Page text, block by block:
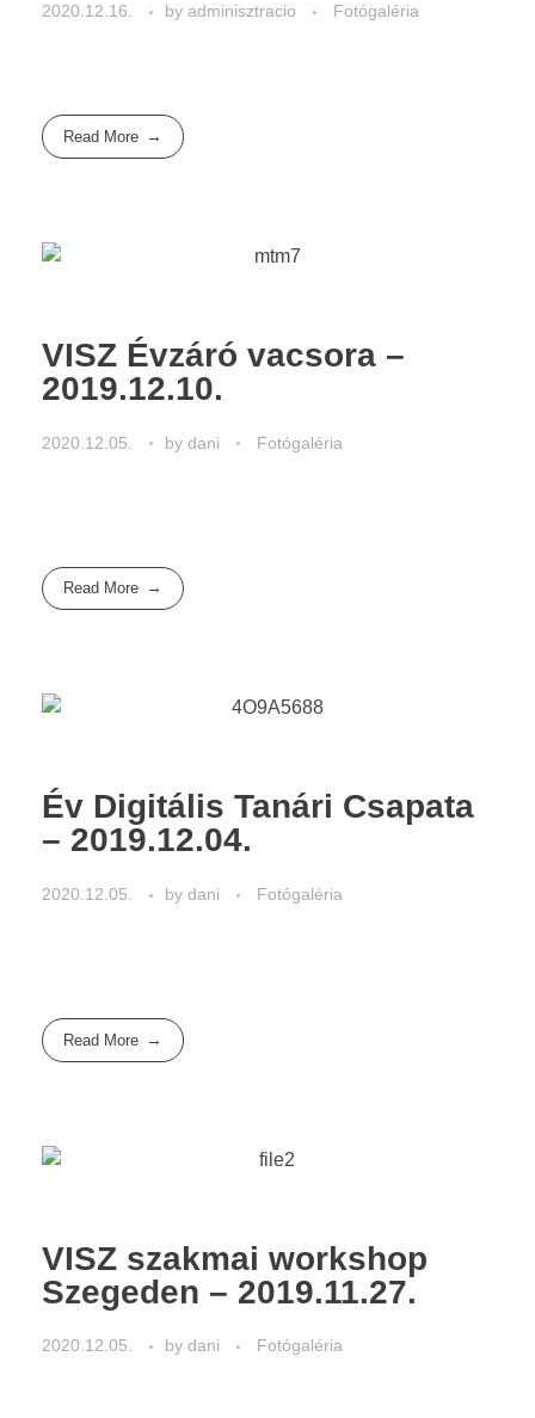
2020.12.16. by adminisztracio Fotógaléria
Read More
VISZ Évzáró vacsora –
2019.12.10.
2020.12.05. by dani Fotógaléria
Read More
Év Digitális Tanári Csapata
– 2019.12.04.
2020.12.05. by dani Fotógaléria
Read More
VISZ szakmai workshop
Szegeden – 2019.11.27.
2020.12.05. by dani Fotógaléria